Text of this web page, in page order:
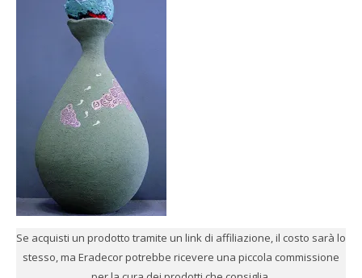
Se acquisti un prodotto tramite un link di affiliazione, il costo sarà lo
stesso, ma Eradecor potrebbe ricevere una piccola commissione